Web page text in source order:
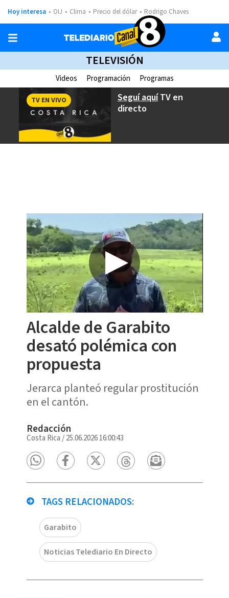
Hoy interesa OIJ Clima Precio del dólar Rodrigo Chaves
TELEVISIÓN
Videos Programación Programas
Seguí aquíTV en
directo
TV EN VIVO
Alcalde de Garabito
desató polémica con
propuesta
Jerarca planteó regular prostitución
en el cantón.
Redacción
Costa Rica /25.06.2026 16:00:43
TAGS RELACIONADOS:
Garabito
Noticias Telediario En Directo